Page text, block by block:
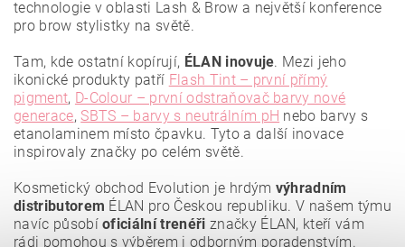
osobních údajů.
technologie v oblasti Lash & Brow a největší konference
pro brow stylistky na světě.
Tam, kde ostatní kopírují, ÉLAN inovuje. Mezi jeho
ikonické produkty patří Flash Tint – první přímý
pigment, D-Colour – první odstraňovač barvy nové
generace, SBTS – barvy s neutrálním pH nebo barvy s
etanolaminem místo čpavku. Tyto a další inovace
inspirovaly značky po celém světě.
Kosmetický obchod Evolution je hrdým výhradním
distributorem ÉLAN pro Českou republiku. V našem týmu
navíc působíoficiální trenéři značky ÉLAN, kteří vám
rádi pomohou s výběrem i odborným poradenstvím.